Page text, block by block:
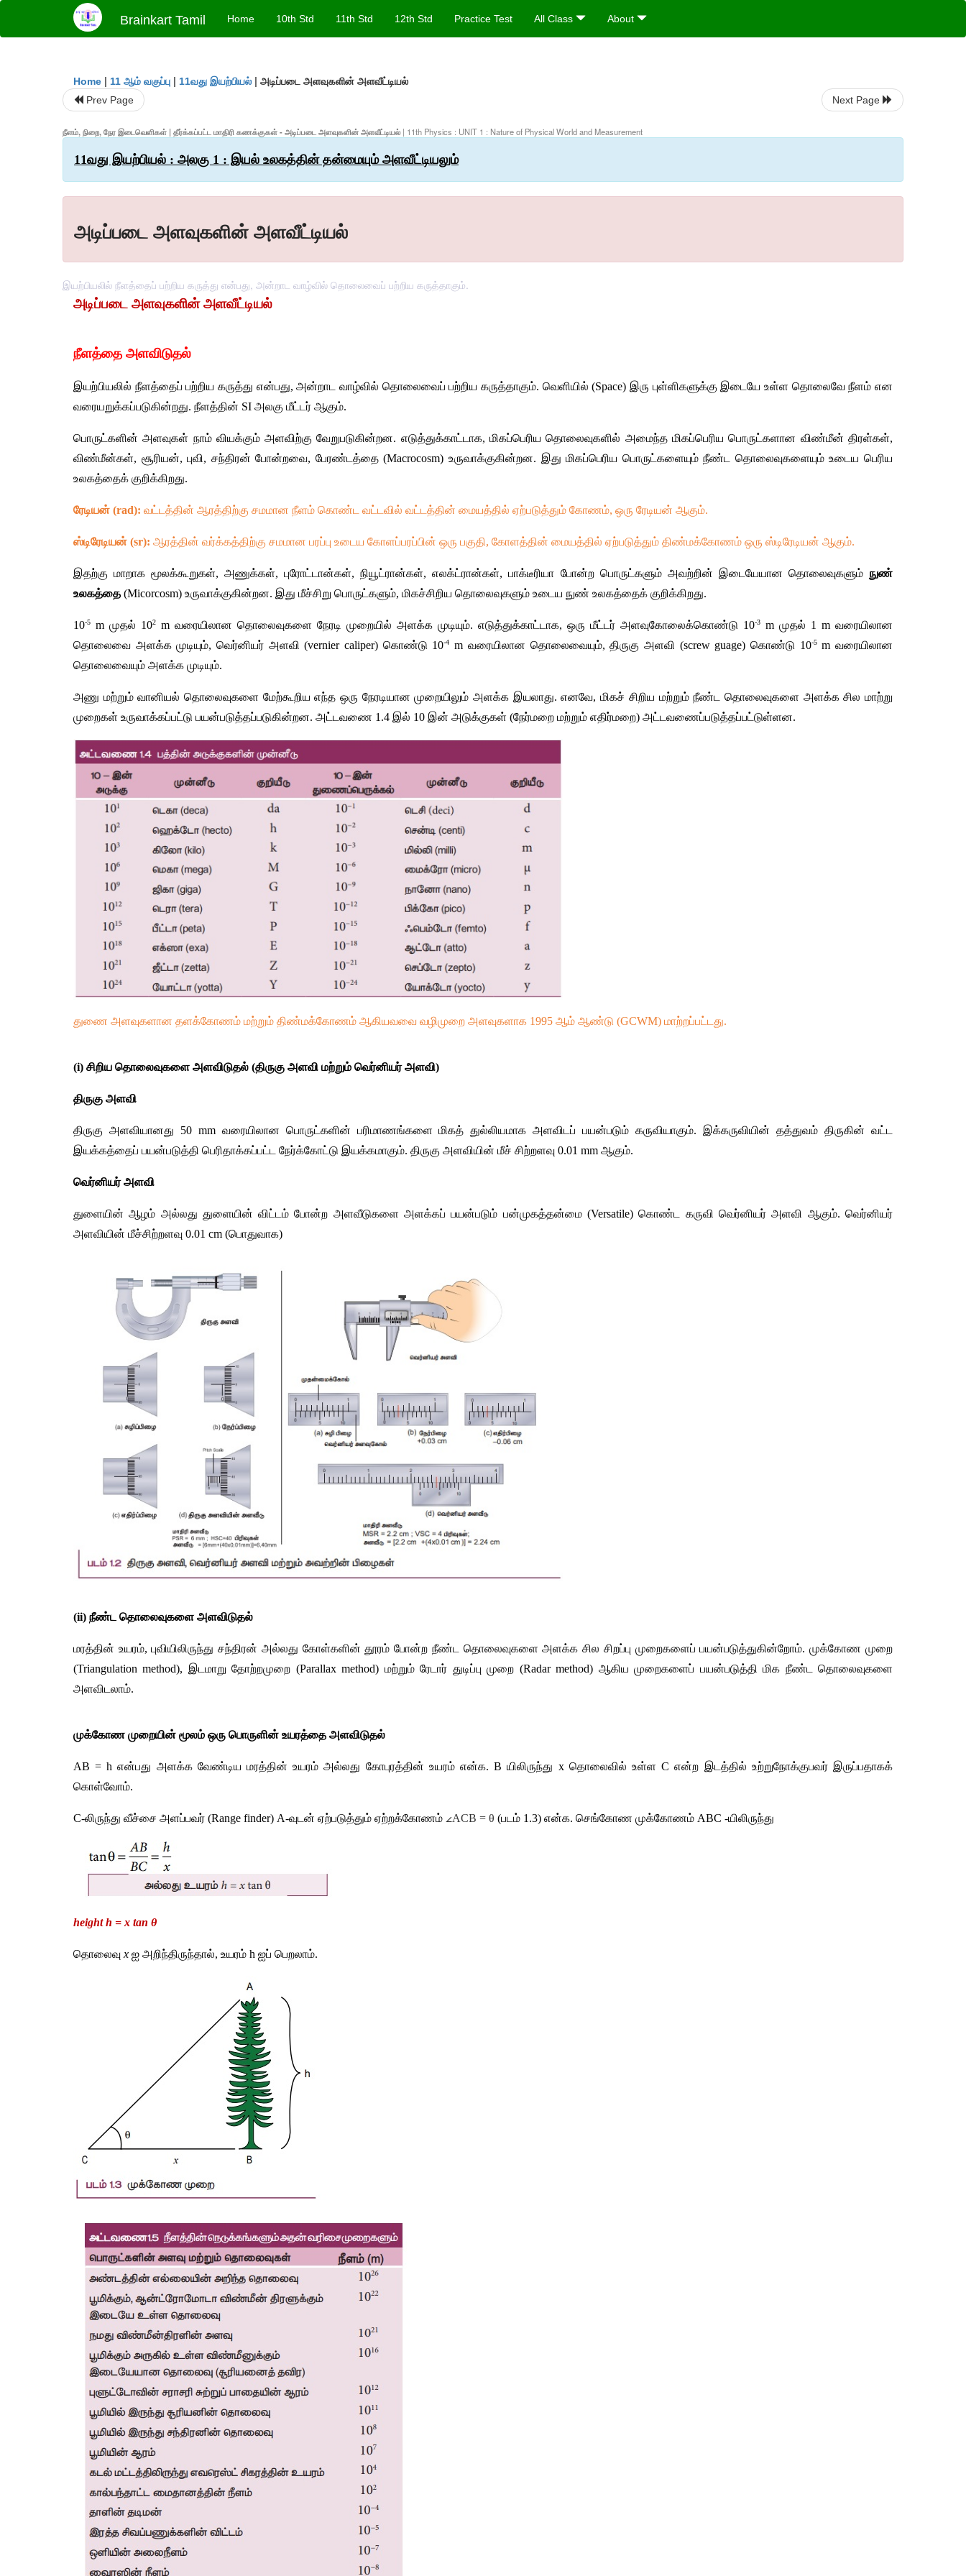
Brainkart Tamil Home 10th Std 11th Std 12th Std Practice Test All Class About
Home | 11 ஆம் வகுப்பு | 11வது இயற்பியல் | அடிப்படை அளவுகளின் அளவீட்டியல்
Prev Page Next Page
நீளம், நிறை, நேர இடைவெளிகள் | தீர்க்கப்பட்ட மாதிரி கணக்குகள் - அடிப்படை அளவுகளின் அளவீட்டியல் | 11th Physics : UNIT 1 : Nature of Physical World and Measurement
11வது இயற்பியல் : அலகு 1 : இயல் உலகத்தின் தன்மையும் அளவீட்டியலும்
அடிப்படை அளவுகளின் அளவீட்டியல்
இயற்பியலில் நீளத்தைப் பற்றிய கருத்து என்பது, அன்றாட வாழ்வில் தொலைவைப் பற்றிய கருத்தாகும்.
அடிப்படை அளவுகளின் அளவீட்டியல்
நீளத்தை அளவிடுதல்
இயற்பியலில் நீளத்தைப் பற்றிய கருத்து என்பது, அன்றாட வாழ்வில் தொலைவைப் பற்றிய கருத்தாகும். வெளியில் (Space) இரு புள்ளிகளுக்கு இடையே உள்ள தொலைவே நீளம் என
வரையறுக்கப்படுகின்றது. நீளத்தின் SI அலகு மீட்டர் ஆகும்.
பொருட்களின் அளவுகள் நாம் வியக்கும் அளவிற்கு வேறுபடுகின்றன. எடுத்துக்காட்டாக, மிகப்பெரிய தொலைவுகளில் அமைந்த மிகப்பெரிய பொருட்களான விண்மீன் திரள்கள்,
விண்மீன்கள், சூரியன், புவி, சந்திரன் போன்றவை, பேரண்டத்தை (Macrocosm) உருவாக்குகின்றன. இது மிகப்பெரிய பொருட்களையும் நீண்ட தொலைவுகளையும் உடைய பெரிய
உலகத்தைக் குறிக்கிறது.
ரேடியன் (rad): வட்டத்தின் ஆரத்திற்கு சமமான நீளம் கொண்ட வட்டவில் வட்டத்தின் மையத்தில் ஏற்படுத்தும் கோணம், ஒரு ரேடியன் ஆகும்.
ஸ்டிரேடியன் (sr): ஆரத்தின் வர்க்கத்திற்கு சமமான பரப்பு உடைய கோளப்பரப்பின் ஒரு பகுதி, கோளத்தின் மையத்தில் ஏற்படுத்தும் திண்மக்கோணம் ஒரு ஸ்டிரேடியன் ஆகும்.
இதற்கு மாறாக மூலக்கூறுகள், அணுக்கள், புரோட்டான்கள், நியூட்ரான்கள், எலக்ட்ரான்கள், பாக்டீரியா போன்ற பொருட்களும் அவற்றின் இடையேயான தொலைவுகளும் நுண்
உலகத்தை (Micorcosm) உருவாக்குகின்றன. இது மீச்சிறு பொருட்களும், மிகச்சிறிய தொலைவுகளும் உடைய நுண் உலகத்தைக் குறிக்கிறது.
10-5 m முதல் 102 m வரையிலான தொலைவுகளை நேரடி முறையில் அளக்க முடியும். எடுத்துக்காட்டாக, ஒரு மீட்டர் அளவுகோலைக்கொண்டு 10-3 m முதல் 1 m வரையிலான
தொலைவை அளக்க முடியும், வெர்னியர் அளவி (vernier caliper) கொண்டு 10-4 m வரையிலான தொலைவையும், திருகு அளவி (screw guage) கொண்டு 10-5 m வரையிலான
தொலைவையும் அளக்க முடியும்.
அணு மற்றும் வானியல் தொலைவுகளை மேற்கூறிய எந்த ஒரு நேரடியான முறையிலும் அளக்க இயலாது. எனவே, மிகச் சிறிய மற்றும் நீண்ட தொலைவுகளை அளக்க சில மாற்று
முறைகள் உருவாக்கப்பட்டு பயன்படுத்தப்படுகின்றன. அட்டவணை 1.4 இல் 10 இன் அடுக்குகள் (நேர்மறை மற்றும் எதிர்மறை) அட்டவணைப்படுத்தப்பட்டுள்ளன.
துணை அளவுகளான தளக்கோணம் மற்றும் திண்மக்கோணம் ஆகியவவை வழிமுறை அளவுகளாக 1995 ஆம் ஆண்டு (GCWM) மாற்றப்பட்டது.
(i) சிறிய தொலைவுகளை அளவிடுதல் (திருகு அளவி மற்றும் வெர்னியர் அளவி)
திருகு அளவி
திருகு அளவியானது 50 mm வரையிலான பொருட்களின் பரிமாணங்களை மிகத் துல்லியமாக அளவிடப் பயன்படும் கருவியாகும். இக்கருவியின் தத்துவம் திருகின் வட்ட
இயக்கத்தைப் பயன்படுத்தி பெரிதாக்கப்பட்ட நேர்க்கோட்டு இயக்கமாகும். திருகு அளவியின் மீச் சிற்றளவு 0.01 mm ஆகும்.
வெர்னியர் அளவி
துளையின் ஆழம் அல்லது துளையின் விட்டம் போன்ற அளவீடுகளை அளக்கப் பயன்படும் பன்முகத்தன்மை (Versatile) கொண்ட கருவி வெர்னியர் அளவி ஆகும். வெர்னியர்
அளவியின் மீச்சிற்றளவு 0.01 cm (பொதுவாக)
(ii) நீண்ட தொலைவுகளை அளவிடுதல்
மரத்தின் உயரம், புவியிலிருந்து சந்திரன் அல்லது கோள்களின் தூரம் போன்ற நீண்ட தொலைவுகளை அளக்க சில சிறப்பு முறைகளைப் பயன்படுத்துகின்றோம். முக்கோண முறை
(Triangulation method), இடமாறு தோற்றமுறை (Parallax method) மற்றும் ரேடார் துடிப்பு முறை (Radar method) ஆகிய முறைகளைப் பயன்படுத்தி மிக நீண்ட தொலைவுகளை
அளவிடலாம்.
முக்கோண முறையின் மூலம் ஒரு பொருளின் உயரத்தை அளவிடுதல்
AB = h என்பது அளக்க வேண்டிய மரத்தின் உயரம் அல்லது கோபுரத்தின் உயரம் என்க. B யிலிருந்து x தொலைவில் உள்ள C என்ற இடத்தில் உற்றுநோக்குபவர் இருப்பதாகக்
கொள்வோம்.
C-லிருந்து வீச்சை அளப்பவர் (Range finder) A-வுடன் ஏற்படுத்தும் ஏற்றக்கோணம் ∠ACB = θ (படம் 1.3) என்க. செங்கோண முக்கோணம் ABC -யிலிருந்து
height h = x tan θ
தொலைவு x ஐ அறிந்திருந்தால், உயரம் h ஐப் பெறலாம்.